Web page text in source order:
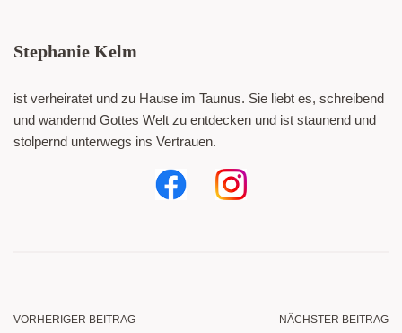
Stephanie Kelm
ist verheiratet und zu Hause im Taunus. Sie liebt es, schreibend
und wandernd Gottes Welt zu entdecken und ist staunend und
stolpernd unterwegs ins Vertrauen.
VORHERIGER BEITRAG NÄCHSTER BEITRAG